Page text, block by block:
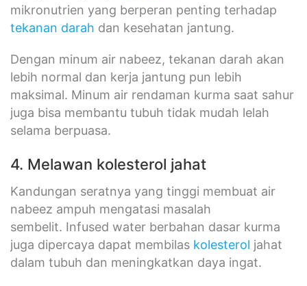
mikronutrien yang berperan penting terhadap
tekanan darah dan kesehatan jantung.
Dengan minum air nabeez, tekanan darah akan
lebih normal dan kerja jantung pun lebih
maksimal. Minum air rendaman kurma saat sahur
juga bisa membantu tubuh tidak mudah lelah
selama berpuasa.
4. Melawan kolesterol jahat
Kandungan seratnya yang tinggi membuat air
nabeez ampuh mengatasi masalah
sembelit. Infused water berbahan dasar kurma
juga dipercaya dapat membilas kolesterol jahat
dalam tubuh dan meningkatkan daya ingat.